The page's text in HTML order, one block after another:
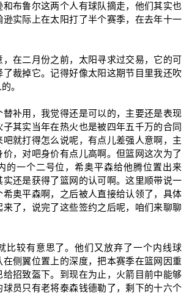
和布鲁尔这两个人有球队摘走，他们其实也
逊实际上在太阳打了半个赛季，在去年十一
，在二月份之前，太阳寻求过交易，它的可
了裁掉它。记得好像太阳这期节目里我还吹
。
替补用，我觉得还是可以的，主要还是表现
其实当年在热火也是被四年五千万的合同
吧就打得怎么说呢，有点儿差强人意啊，主
，对吧身价有点儿高啊。但篮网这次为了
的一个二号位，希奥平森给他腾位置出来
实还是获得了篮网的认可啊。这里顺带说一
希奥平森啊，之后被人直接给认领了，具体
来了，说完了这些签约之后呢，咱们来聊聊
比较有意思了。他们又放弃了一个内线球
在侧翼位置上的深度，把本赛季在篮网因重
给招致盔下。到现在为止，火箭目前中能够
球员只有老将泰森钱德勒了，剩下的十六个